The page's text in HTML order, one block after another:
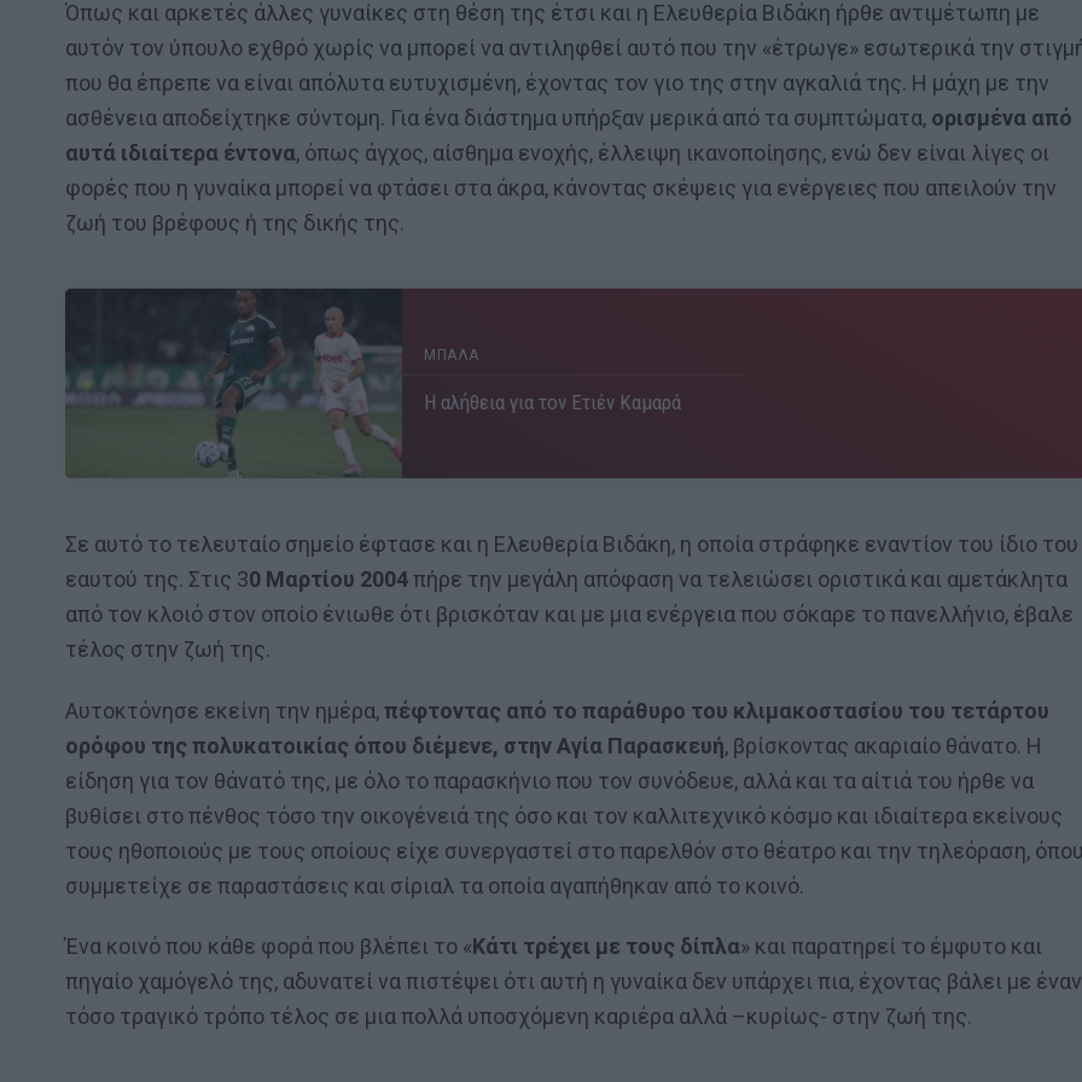
Όπως και αρκετές άλλες γυναίκες στη θέση της έτσι και η Ελευθερία Βιδάκη ήρθε αντιμέτωπη με
αυτόν τον ύπουλο εχθρό χωρίς να μπορεί να αντιληφθεί αυτό που την «έτρωγε» εσωτερικά την
που θα έπρεπε να είναι απόλυτα ευτυχισμένη, έχοντας τον γιο της στην αγκαλιά της. Η μάχη με την
ασθένεια αποδείχτηκε σύντομη. Για ένα διάστημα υπήρξαν μερικά από τα συμπτώματα, ορισμένα από
αυτά ιδιαίτερα έντονα, όπως άγχος, αίσθημα ενοχής, έλλειψη ικανοποίησης, ενώ δεν είναι λίγες οι
φορές που η γυναίκα μπορεί να φτάσει στα άκρα, κάνοντας σκέψεις για ενέργειες που απειλούν την
ζωή του βρέφους ή της δικής της.
ΜΠΑΛΑ
Η αλήθεια για τον Ετιέν Καμαρά
Σε αυτό το τελευταίο σημείο έφτασε και η Ελευθερία Βιδάκη, η οποία στράφηκε εναντίον του ίδιο του
εαυτού της. Στις 30 Μαρτίου 2004πήρε την μεγάλη απόφαση να τελειώσει οριστικά και αμετάκλητα
από τον κλοιό στον οποίο ένιωθε ότι βρισκόταν και με μια ενέργεια που σόκαρε το πανελλήνιο, έβαλε
τέλος στην ζωή της.
Αυτοκτόνησε εκείνη την ημέρα,πέφτοντας από το παράθυρο του κλιμακοστασίου του τετάρτου
ορόφου της πολυκατοικίας όπου διέμενε, στην Αγία Παρασκευή, βρίσκοντας ακαριαίο θάνατο. Η
είδηση για τον θάνατό της, με όλο το παρασκήνιο που τον συνόδευε, αλλά και τα αίτιά του ήρθε να
βυθίσει στο πένθος τόσο την οικογένειά της όσο και τον καλλιτεχνικό κόσμο και ιδιαίτερα εκείνους
τους ηθοποιούς με τους οποίους είχε συνεργαστεί στο παρελθόν στο θέατρο και την τηλεόραση,
συμμετείχε σε παραστάσεις και σίριαλ τα οποία αγαπήθηκαν από το κοινό.
Ένα κοινό που κάθε φορά που βλέπει το «Κάτι τρέχει με τους δίπλα» και παρατηρεί το έμφυτο και
πηγαίο χαμόγελό της, αδυνατεί να πιστέψει ότι αυτή η γυναίκα δεν υπάρχει πια, έχοντας βάλει με έναν
τόσο τραγικό τρόπο τέλος σε μια πολλά υποσχόμενη καριέρα αλλά –κυρίως- στην ζωή της.